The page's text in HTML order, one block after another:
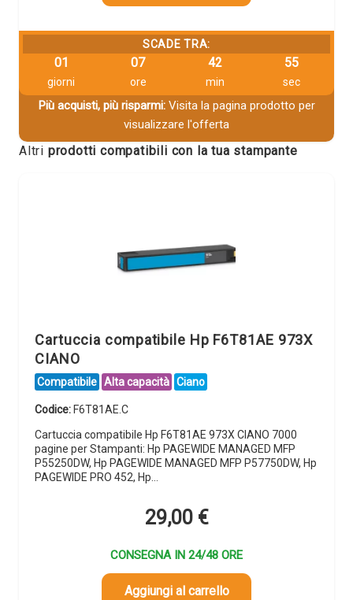
SCADE TRA:
01
giorni
07
ore
42
min
55
sec
Più acquisti, più risparmi:Visita la pagina prodotto per
visualizzare l'offerta
Altri prodotti compatibili con la tua stampante
Cartuccia compatibile Hp F6T81AE 973X
CIANO
Compatibile Alta capacità Ciano
Codice: F6T81AE.C
Cartuccia compatibile Hp F6T81AE 973X CIANO 7000
pagine per Stampanti: Hp PAGEWIDE MANAGED MFP
P55250DW, Hp PAGEWIDE MANAGED MFP P57750DW, Hp
PAGEWIDE PRO 452, Hp…
29,00 €
CONSEGNA IN 24/48 ORE
Aggiungi al carrello